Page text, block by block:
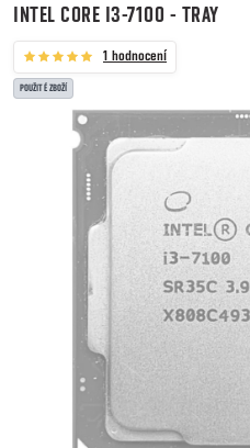
INTEL CORE I3-7100 - TRAY
1 hodnocení
POUŽITÉ ZBOŽÍ